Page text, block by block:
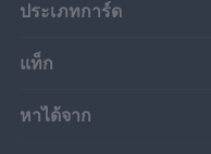
ประเภทการ์ด
แท็ก
หาได้จาก